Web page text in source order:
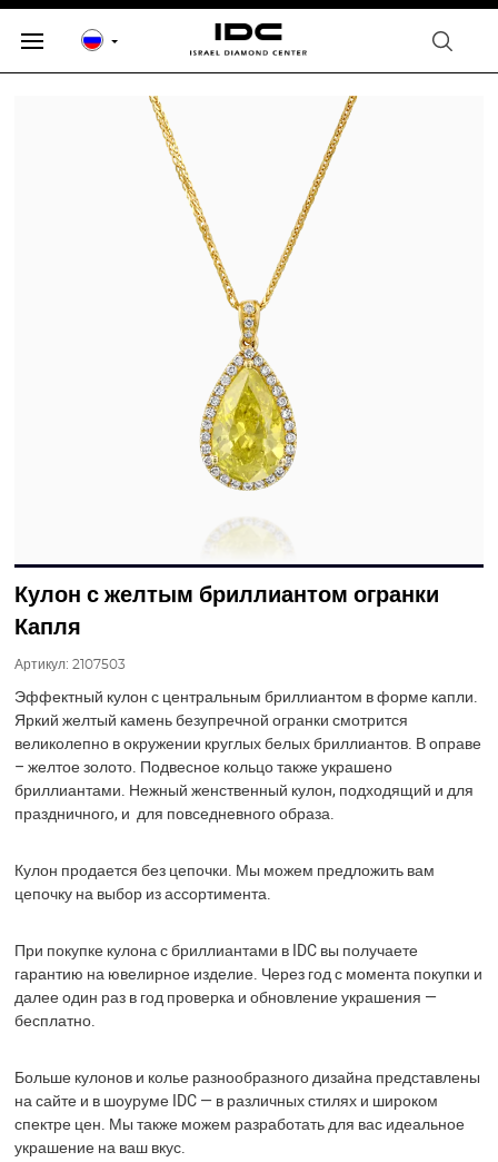
Кулон с желтым бриллиантом огранки
Капля
Артикул:2107503
Эффектный кулон с центральным бриллиантом в форме капли.
Яркий желтый камень безупречной огранки смотрится
великолепно в окружении круглых белых бриллиантов. В оправе
– желтое золото. Подвесное кольцо также украшено
бриллиантами. Нежный женственный кулон, подходящий и для
праздничного, и для повседневного образа.
Кулон продается без цепочки. Мы можем предложить вам
цепочку на выбор из ассортимента.
При покупке кулона с бриллиантами в IDC вы получаете
гарантию на ювелирное изделие. Через год с момента покупки и
далее один раз в год проверка и обновление украшения —
бесплатно.
Больше кулонов и колье разнообразного дизайна представлены
на сайте и в шоуруме IDC — в различных стилях и широком
спектре цен. Мы также можем разработать для вас идеальное
украшение на ваш вкус.